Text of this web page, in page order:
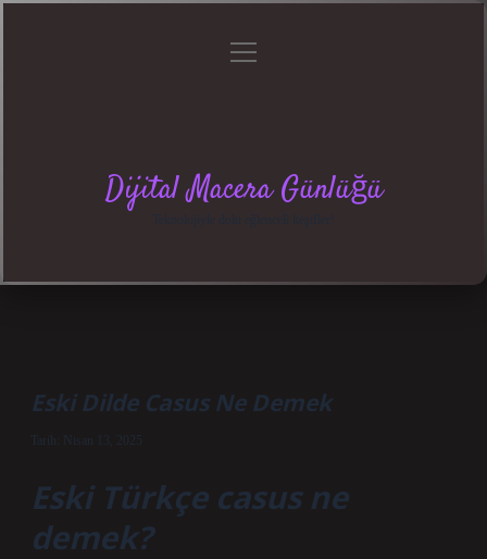
menüyü
Dijital Macera Günlüğü
Eski Dilde Casus Ne Demek
Tarih: Nisan 13, 2025
Eski Türkçe casus ne
demek?